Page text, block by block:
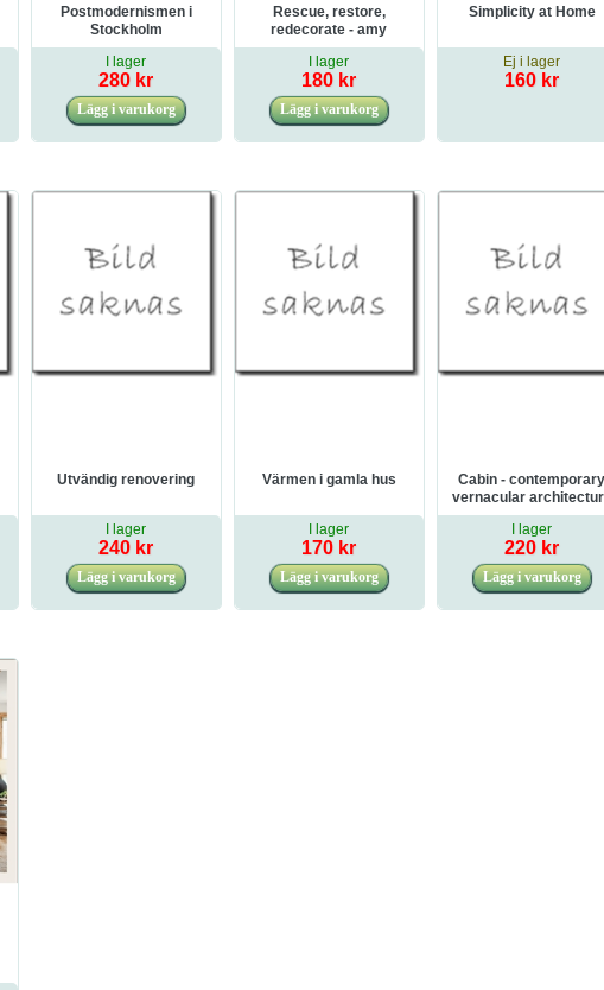
Postmodernismen i
Stockholm
I lager
280 kr
Rescue, restore,
redecorate - amy
howards guide to
refinishing furniture an
I lager
180 kr
Simplicity at Home
Ej i lager
160 kr
Utvändig renovering
I lager
240 kr
Värmen i gamla hus
I lager
170 kr
Cabin -
vernacular
I lager
220 kr